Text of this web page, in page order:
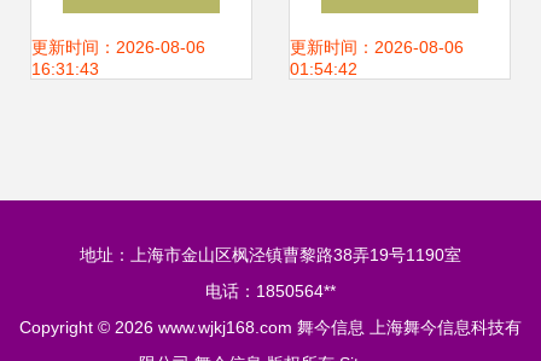
品系列促销活动今
更新时间：2026-08-06
16:31:43
销的全方位指南
更新时间：2026-08-06
01:54:42
地址：上海市金山区枫泾镇曹黎路38弄19号1190室
电话：1850564**
Copyright © 2026 www.wjkj168.com 舞今信息
上海舞今信息科技有